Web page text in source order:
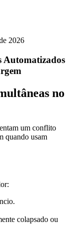
2026
no
um conflito
quando usam
colapsado ou